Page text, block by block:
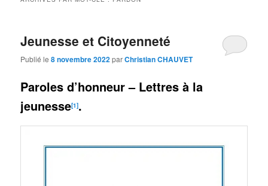
Jeunesse et Citoyenneté
Publié le8 novembre 2022parChristian CHAUVET
Paroles d’honneur – Lettres à la
jeunesse[1].